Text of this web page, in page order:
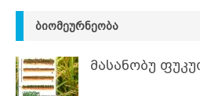
ᲑᲘᲝᲛᲔᲣᲠᲜᲔᲝᲑᲐ
მასანობუ